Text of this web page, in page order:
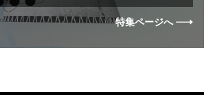
特集ページへ